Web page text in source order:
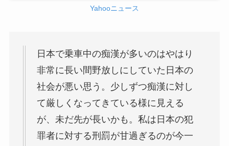
Yahooニュース
日本で乗車中の痴漢が多いのはやはり
非常に長い間野放しにしていた日本の
社会が悪い思う。少しずつ痴漢に対し
て厳しくなってきている様に見える
が、未だ先が長いかも。私は日本の犯
罪者に対する刑罰が甘過ぎるのが今一